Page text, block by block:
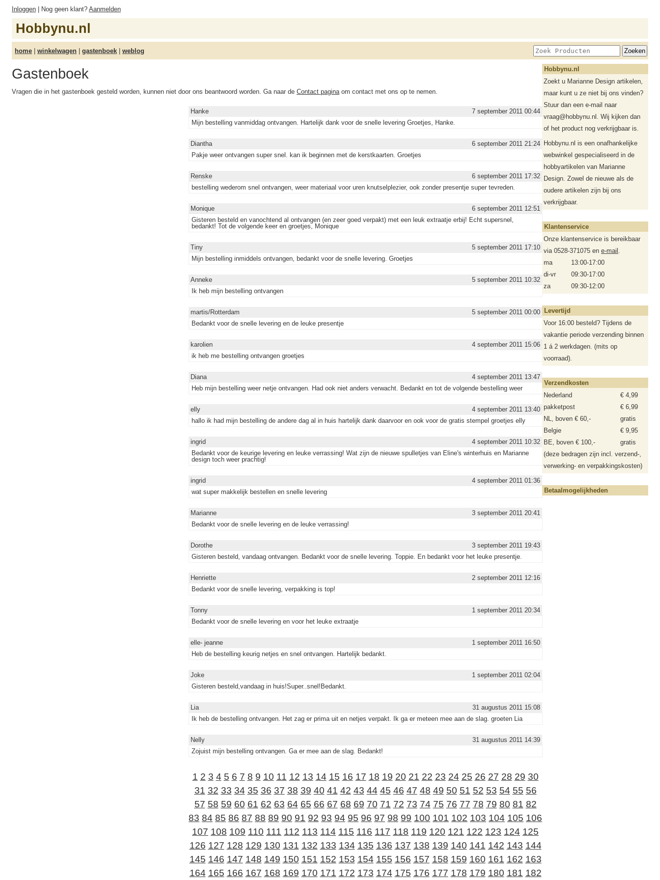
Inloggen | Nog geen klant? Aanmelden
Hobbynu.nl
home | winkelwagen | gastenboek | weblog
Gastenboek
Vragen die in het gastenboek gesteld worden, kunnen niet door ons beantwoord worden. Ga naar de Contact paginaom contact met ons op te nemen.
Hanke
7 september 2011 00:44
Mijn bestelling vanmiddag ontvangen. Hartelijk dank voor de snelle levering Groetjes, Hanke.
Diantha
6 september 2011 21:24
Pakje weer ontvangen super snel. kan ik beginnen met de kerstkaarten. Groetjes
Renske
6 september 2011 17:32
bestelling wederom snel ontvangen, weer materiaal voor uren knutselplezier, ook zonder presentje super tevreden.
Monique
6 september 2011 12:51
Gisteren besteld en vanochtend al ontvangen (en zeer goed verpakt) met een leuk extraatje erbij! Echt supersnel,
bedankt! Tot de volgende keer en groetjes, Monique
Tiny
5 september 2011 17:10
Mijn bestelling inmiddels ontvangen, bedankt voor de snelle levering. Groetjes
Anneke
5 september 2011 10:32
Ik heb mijn bestelling ontvangen
martis/Rotterdam
5 september 2011 00:00
Bedankt voor de snelle levering en de leuke presentje
karolien
4 september 2011 15:06
ik heb me bestelling ontvangen groetjes
Diana
4 september 2011 13:47
Heb mijn bestelling weer netje ontvangen. Had ook niet anders verwacht. Bedankt en tot de volgende bestelling weer
elly
4 september 2011 13:40
hallo ik had mijn bestelling de andere dag al in huis hartelijk dank daarvoor en ook voor de gratis stempel groetjes elly
ingrid
4 september 2011 10:32
Bedankt voor de keurige levering en leuke verrassing! Wat zijn de nieuwe spulletjes van Eline's winterhuis en Marianne
design toch weer prachtig!
ingrid
4 september 2011 01:36
wat super makkelijk bestellen en snelle levering
Marianne
3 september 2011 20:41
Bedankt voor de snelle levering en de leuke verrassing!
Dorothe
3 september 2011 19:43
Gisteren besteld, vandaag ontvangen. Bedankt voor de snelle levering. Toppie. En bedankt voor het leuke presentje.
Henriette
2 september 2011 12:16
Bedankt voor de snelle levering, verpakking is top!
Tonny
1 september 2011 20:34
Bedankt voor de snelle levering en voor het leuke extraatje
elle- jeanne
1 september 2011 16:50
Heb de bestelling keurig netjes en snel ontvangen. Hartelijk bedankt.
Joke
1 september 2011 02:04
Gisteren besteld,vandaag in huis!Super..snel!Bedankt.
Lia
31 augustus 2011 15:08
Ik heb de bestelling ontvangen. Het zag er prima uit en netjes verpakt. Ik ga er meteen mee aan de slag. groeten Lia
Nelly
31 augustus 2011 14:39
Zojuist mijn bestelling ontvangen. Ga er mee aan de slag. Bedankt!
1 2 3 4 5 6 7 8 9 10 11 12 13 14 15 16 17 18 19 20 21 22 23 24 25 26 27 28 29 30
31 32 33 34 35 36 37 38 39 40 41 42 43 44 45 46 47 48 49 50 51 52 53 54 55 56
57 58 59 60 61 62 63 64 65 66 67 68 69 70 71 72 73 74 75 76 77 78 79 80 81 82
83 84 85 86 87 88 89 90 91 92 93 94 95 96 97 98 99 100 101 102 103 104 105 106
107 108 109 110 111 112 113 114 115 116 117 118 119 120 121 122 123 124 125
126 127 128 129 130 131 132 133 134 135 136 137 138 139 140 141 142 143 144
145 146 147 148 149 150 151 152 153 154 155 156 157 158 159 160 161 162 163
164 165 166 167 168 169 170 171 172 173 174 175 176 177 178 179 180 181 182
Hobbynu.nl
Zoekt u Marianne Design artikelen,
maar kunt u ze niet bij ons vinden?
Stuur dan een e-mail naar
vraag@hobbynu.nl. Wij kijken dan
of het product nog verkrijgbaar is.
Hobbynu.nl is een onafhankelijke
webwinkel gespecialiseerd in de
hobbyartikelen van Marianne
Design. Zowel de nieuwe als de
oudere artikelen zijn bij ons
verkrijgbaar.
Klantenservice
Onze klantenservice is bereikbaar
via 0528-371075 en e-mail .
ma
13:00-17:00
di-vr
09:30-17:00
za
09:30-12:00
Levertijd
Voor 16:00 besteld? Tijdens de
vakantie periode verzending binnen
1 á 2 werkdagen. (mits op
voorraad).
Verzendkosten
Nederland
€ 4,99
pakketpost
€ 6,99
NL, boven € 60,-
gratis
Belgie
€ 9,95
BE, boven € 100,-
gratis
(deze bedragen zijn incl. verzend-,
verwerking- en verpakkingskosten)
Betaalmogelijkheden